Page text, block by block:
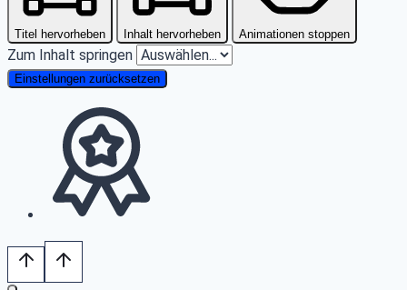
Titel hervorheben Inhalt hervorheben Animationen stoppen
Zum Inhalt springen
Einstellungen zurücksetzen